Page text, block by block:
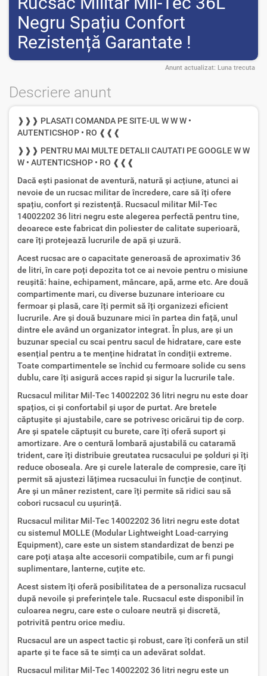
Negru Spațiu Confort
Rezistență Garantate !
Anunt actualizat: Luna trecuta
Descriere anunt
❱❱❱ PLASATI COMANDA PE SITE-UL W W W •
AUTENTICSHOP • RO ❰❰❰
❱❱❱ PENTRU MAI MULTE DETALII CAUTATI PE GOOGLE W W
W • AUTENTICSHOP • RO ❰❰❰
Dacă ești pasionat de aventură, natură și acțiune, atunci ai
nevoie de un rucsac militar de încredere, care să îți ofere
spațiu, confort și rezistență. Rucsacul militar Mil-Tec
14002202 36 litri negru este alegerea perfectă pentru tine,
deoarece este fabricat din poliester de calitate superioară,
care îți protejează lucrurile de apă și uzură.
Acest rucsac are o capacitate generoasă de aproximativ 36
de litri, în care poți depozita tot ce ai nevoie pentru o misiune
reușită: haine, echipament, mâncare, apă, arme etc. Are două
compartimente mari, cu diverse buzunare interioare cu
fermoar și plasă, care îți permit să îți organizezi eficient
lucrurile. Are și două buzunare mici în partea din față, unul
dintre ele având un organizator integrat. În plus, are și un
buzunar special cu scai pentru sacul de hidratare, care este
esențial pentru a te menține hidratat în condiții extreme.
Toate compartimentele se închid cu fermoare solide cu sens
dublu, care îți asigură acces rapid și sigur la lucrurile tale.
Rucsacul militar Mil-Tec 14002202 36 litri negru nu este doar
spațios, ci și confortabil și ușor de purtat. Are bretele
căptușite și ajustabile, care se potrivesc oricărui tip de corp.
Are și spatele căptușit cu burete, care îți oferă suport și
amortizare. Are o centură lombară ajustabilă cu cataramă
trident, care îți distribuie greutatea rucsacului pe șolduri și îți
reduce oboseala. Are și curele laterale de compresie, care îți
permit să ajustezi lățimea rucsacului în funcție de conținut.
Are și un mâner rezistent, care îți permite să ridici sau să
cobori rucsacul cu ușurință.
Rucsacul militar Mil-Tec 14002202 36 litri negru este dotat
cu sistemul MOLLE (Modular Lightweight Load-carrying
Equipment), care este un sistem standardizat de benzi pe
care poți atașa alte accesorii compatibile, cum ar fi pungi
suplimentare, lanterne, cuțite etc.
Acest sistem îți oferă posibilitatea de a personaliza rucsacul
după nevoile și preferințele tale. Rucsacul este disponibil în
culoarea negru, care este o culoare neutră și discretă,
potrivită pentru orice mediu.
Rucsacul are un aspect tactic și robust, care îți conferă un stil
aparte și te face să te simți ca un adevărat soldat.
Rucsacul militar Mil-Tec 14002202 36 litri negru este un